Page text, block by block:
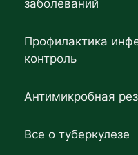
заболеваний
Профилактика
контроль
Антимикробная
Все о туберкулезе